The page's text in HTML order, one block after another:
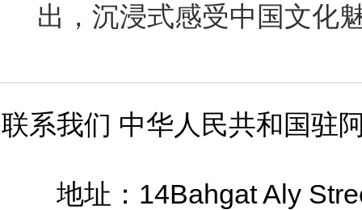
出，沉浸式感受中国文化
联系我们 中华人民共和国驻
地址： 14Bahgat Aly